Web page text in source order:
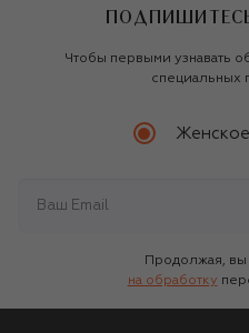
Чтобы первыми узнавать
специальных
Женское
Продолжая, вы
на обработку